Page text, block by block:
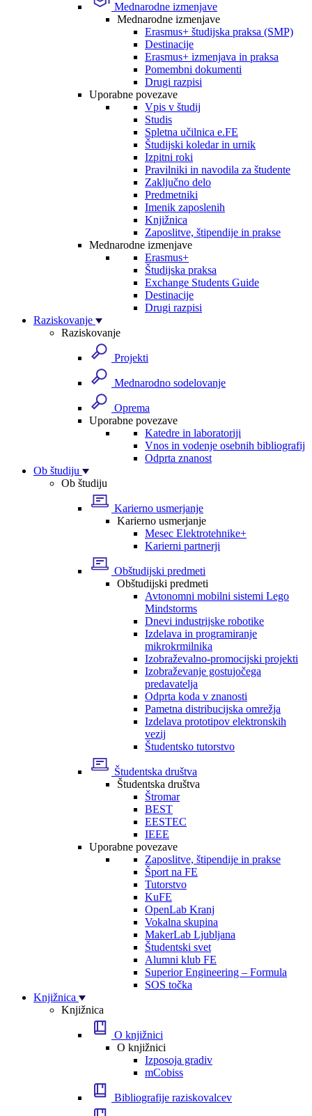
Mednarodne izmenjave
Mednarodne izmenjave
Erasmus+ študijska praksa (SMP)
Destinacije
Erasmus+ izmenjava in praksa
Pomembni dokumenti
Drugi razpisi
Uporabne povezave
Vpis v študij
Studis
Spletna učilnica e.FE
Študijski koledar in urnik
Izpitni roki
Pravilniki in navodila za študente
Zaključno delo
Predmetniki
Imenik zaposlenih
Knjižnica
Zaposlitve, štipendije in prakse
Mednarodne izmenjave
Erasmus+
Študijska praksa
Exchange Students Guide
Destinacije
Drugi razpisi
Raziskovanje
Raziskovanje
Projekti
Mednarodno sodelovanje
Oprema
Uporabne povezave
Katedre in laboratoriji
Vnos in vodenje osebnih bibliografij
Odprta znanost
Ob študiju
Ob študiju
Karierno usmerjanje
Karierno usmerjanje
Mesec Elektrotehnike+
Karierni partnerji
Obštudijski predmeti
Obštudijski predmeti
Avtonomni mobilni sistemi Lego
Mindstorms
Dnevi industrijske robotike
Izdelava in programiranje
mikrokrmilnika
Izobraževalno-promocijski projekti
Izobraževanje gostujočega
predavatelja
Odprta koda v znanosti
Pametna distribucijska omrežja
Izdelava prototipov elektronskih
vezij
Študentsko tutorstvo
Študentska društva
Študentska društva
Štromar
BEST
EESTEC
IEEE
Uporabne povezave
Zaposlitve, štipendije in prakse
Šport na FE
Tutorstvo
KuFE
OpenLab Kranj
Vokalna skupina
MakerLab Ljubljana
Študentski svet
Alumni klub FE
Superior Engineering – Formula
SOS točka
Knjižnica
Knjižnica
O knjižnici
O knjižnici
Izposoja gradiv
mCobiss
Bibliografije raziskovalcev